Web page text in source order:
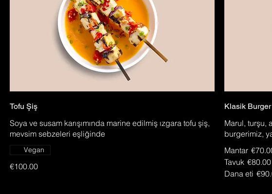
Tofu Şiş
Soya ve susam karışımında marine edilmiş ızgara tofu şiş,
mevsim sebzeleri eşliğinde
€100.00
Vegan
Klasik Burger
Marul, turşu,
burgerimiz,
Mantar
Tavuk €80.00
Dana eti